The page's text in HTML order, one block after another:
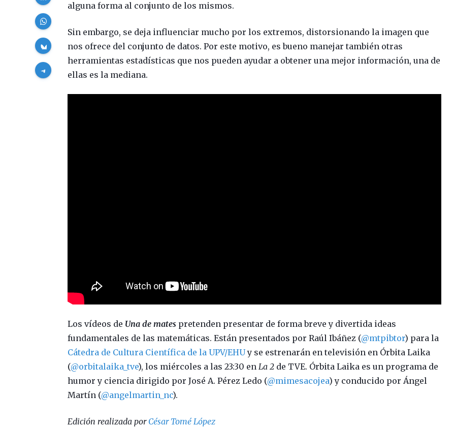
alguna forma al conjunto de los mismos.
Sin embargo, se deja influenciar mucho por los extremos, distorsionando la imagen que
nos ofrece del conjunto de datos. Por este motivo, es bueno manejar también otras
herramientas estadísticas que nos pueden ayudar a obtener una mejor información, una de
ellas es la mediana.
Los vídeos de Una de mates pretenden presentar de forma breve y divertida ideas
fundamentales de las matemáticas. Están presentados por Raúl Ibáñez (@mtpibtor) para la
Cátedra de Cultura Científica de la UPV/EHUy se estrenarán en televisión en Órbita Laika
(@orbitalaika_tve), los miércoles a las 23:30 enLa 2 de TVE. Órbita Laika es un programa de
humor y ciencia dirigido por José A. Pérez Ledo (@mimesacojea) y conducido por Ángel
Martín (@angelmartin_nc).
Edición realizada por César Tomé López